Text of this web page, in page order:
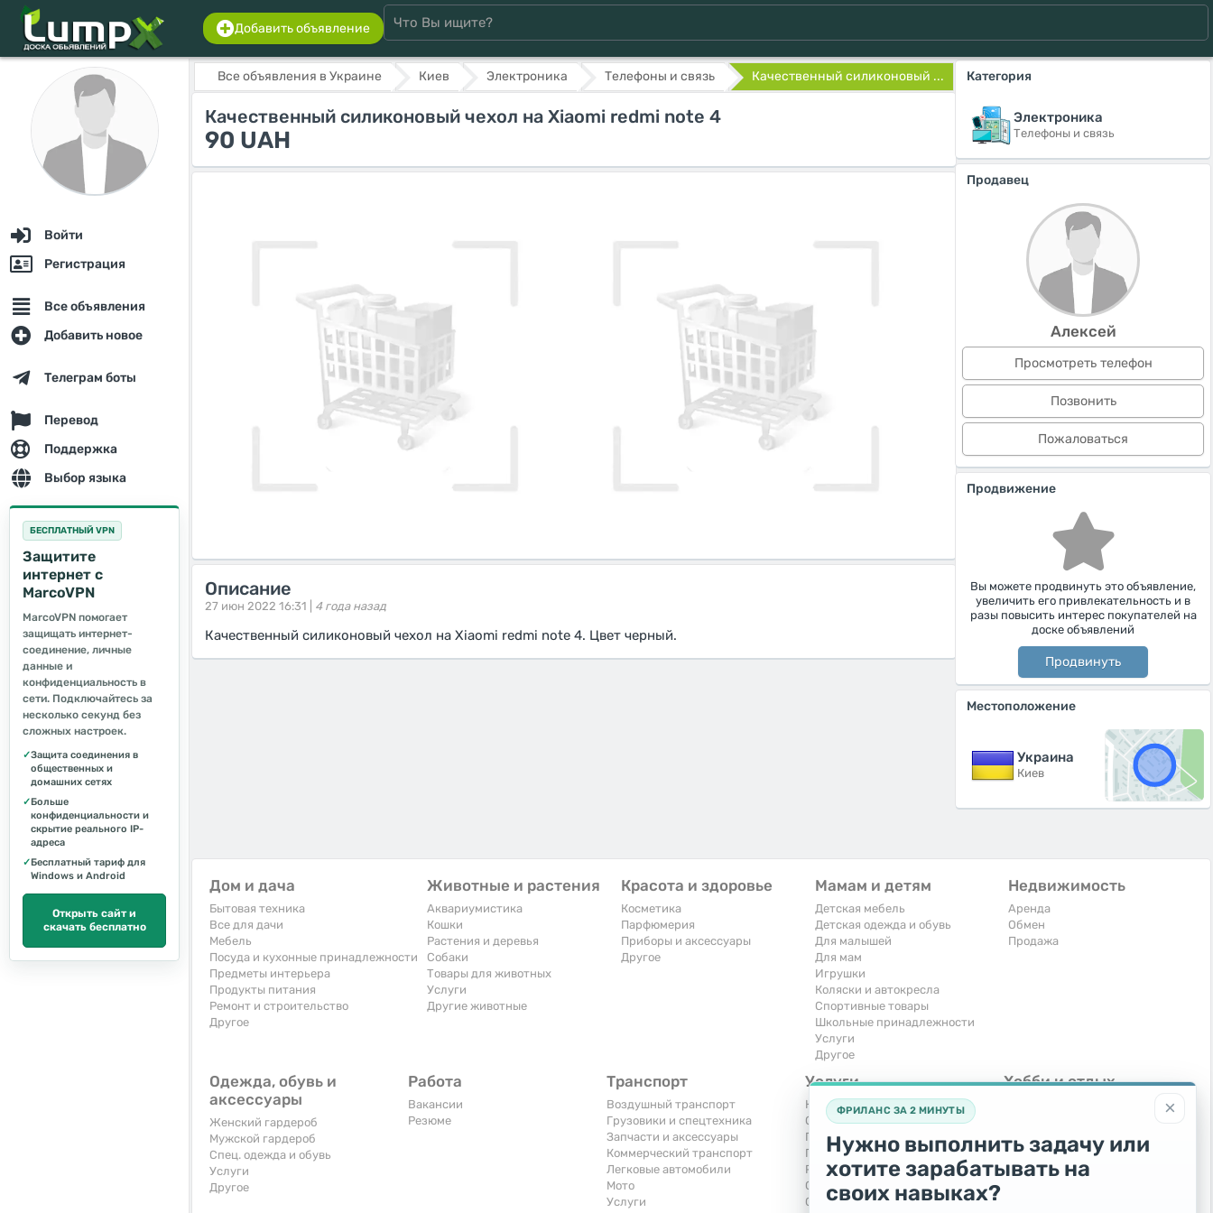
Добавить объявление
Войти
Регистрация
Все объявления
Добавить новое
Телеграм боты
Перевод
Поддержка
Выбор языка
БЕСПЛАТНЫЙ VPN
Защитите
интернет с
MarcoVPN
MarcoVPN помогает
защищать интернет-
соединение, личные
данные и
конфиденциальность в
сети. Подключайтесь за
несколько секунд без
сложных настроек.
✓Защита соединения в
общественных и
домашних сетях
✓Больше
конфиденциальности и
скрытие реального IP-
адреса
✓Бесплатный тариф для
Windows и Android
Открыть сайт и
скачать бесплатно
Все объявления в Украине Киев Электроника Телефоны и связь Качественный силиконовый ...
Качественный силиконовый чехол на Xiaomi redmi note 4
90 UAH
Описание
27 июн 2022 16:31 | 4 года назад
Качественный силиконовый чехол на Xiaomi redmi note 4. Цвет черный.
Категория
Электроника
Телефоны и связь
Продавец
Алексей
Просмотреть телефон
Позвонить
Пожаловаться
Продвижение
Вы можете продвинуть это объявление,
увеличить его привлекательность и в
разы повысить интерес покупателей на
доске объявлений
Продвинуть
Местоположение
Украина
Киев
Дом и дача
Бытовая техника
Все для дачи
Мебель
Посуда и кухонные принадлежности
Предметы интерьера
Продукты питания
Ремонт и строительство
Другое
Животные и растения
Аквариумистика
Кошки
Растения и деревья
Собаки
Товары для животных
Услуги
Другие животные
Красота и здоровье
Косметика
Парфюмерия
Приборы и аксессуары
Другое
Мамам и детям
Детская мебель
Детская одежда и обувь
Для малышей
Для мам
Игрушки
Коляски и автокресла
Спортивные товары
Школьные принадлежности
Услуги
Другое
Недвижимость
Аренда
Обмен
Продажа
Одежда, обувь и
аксессуары
Женский гардероб
Мужской гардероб
Спец. одежда и обувь
Услуги
Другое
Работа
Вакансии
Резюме
Транспорт
Воздушный транспорт
Грузовики и спецтехника
Запчасти и аксессуары
Коммерческий транспорт
Легковые автомобили
Мото
Услуги
Услуги
Компьютеры, интернет
Обучение и репетиторство
Перевозки и транспорт
Праздники и мероприятия
Ремонт и установка техники
Сиделки, горничные
Строительство и ремонт
Хобби и отдых
Спорт и отдых
Другое
×
ФРИЛАНС ЗА 2 МИНУТЫ
Нужно выполнить задачу или
хотите зарабатывать на
своих навыках?